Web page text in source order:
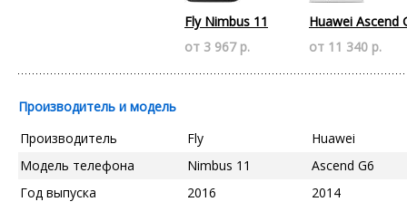
Fly Nimbus 11
от 3 967 р.
Huawei Ascend
от 11 340 р.
Производитель и модель
Производитель
Fly
Huawei
Модель телефона
Nimbus 11
Ascend G6
Год выпуска
2016 2014